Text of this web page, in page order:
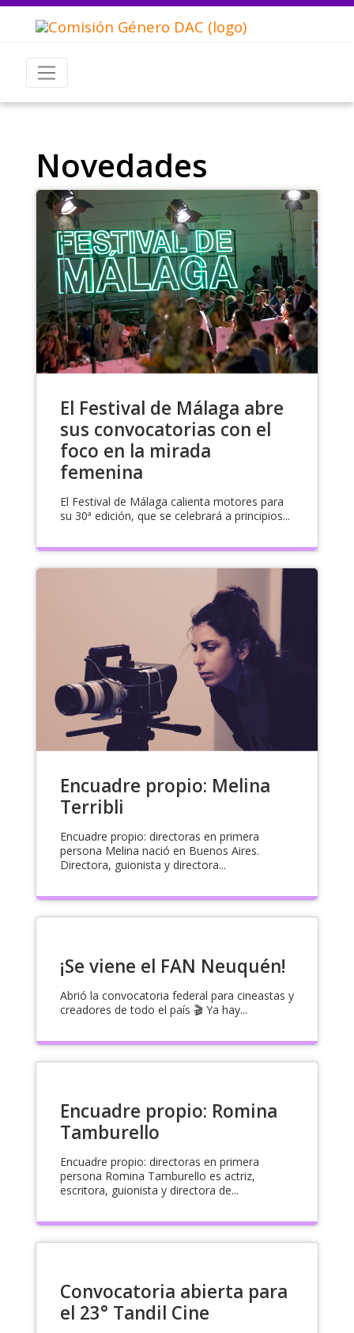
Novedades
El Festival de Málaga abre
sus convocatorias con el
foco en la mirada
femenina
El Festival de Málaga calienta motores para
su 30ª edición, que se celebrará a principios...
Encuadre propio: Melina
Terribli
Encuadre propio: directoras en primera
persona Melina nació en Buenos Aires.
Directora, guionista y directora...
¡Se viene el FAN Neuquén!
Abrió la convocatoria federal para cineastas y
creadores de todo el país 🎬 Ya hay...
Encuadre propio: Romina
Tamburello
Encuadre propio: directoras en primera
persona Romina Tamburello es actriz,
escritora, guionista y directora de...
Convocatoria abierta para
el 23° Tandil Cine